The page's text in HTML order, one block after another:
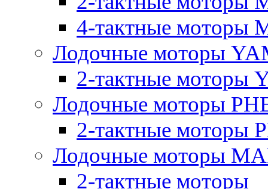
4-тактные моторы
Лодочные моторы
2-тактные моторы
Лодочные моторы
2-тактные моторы
Лодочные моторы
2-тактные моторы